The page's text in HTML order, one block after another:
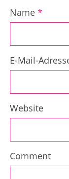
Name *
E-Mail-
Website
Comment